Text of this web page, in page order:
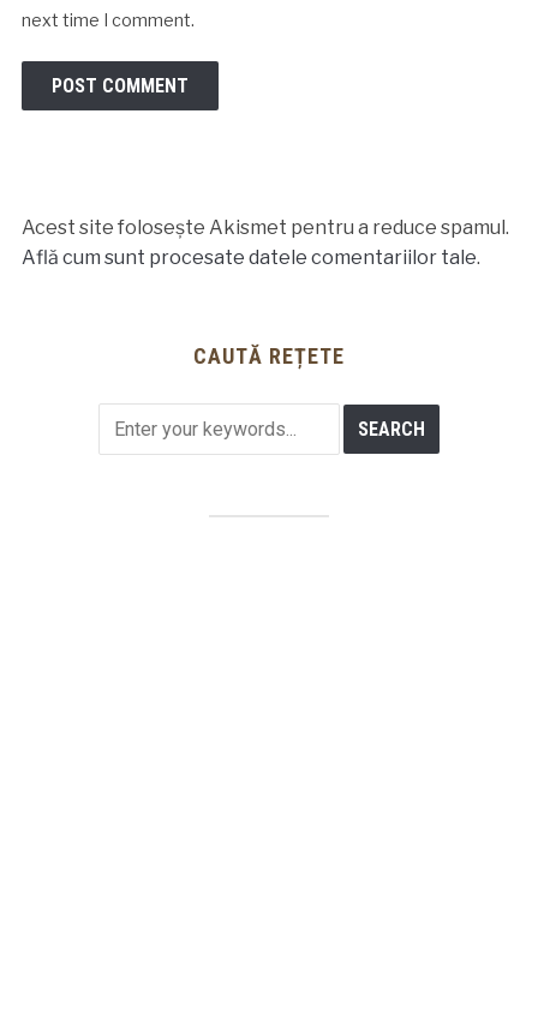
next time I comment.
Acest site folosește Akismet pentru a reduce spamul.
Află cum sunt procesate datele comentariilor tale.
CAUTĂ REȚETE